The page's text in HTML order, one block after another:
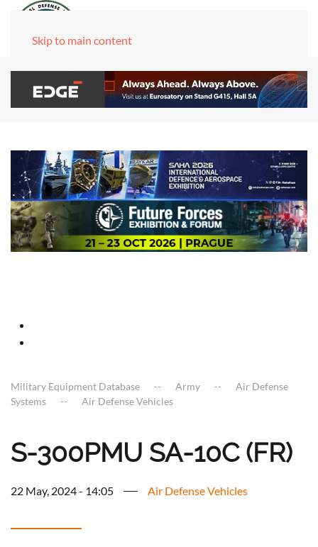
Skip to main content
Military Equipment Database Army
Air Defense
Systems
Air Defense Vehicles
S-300PMU SA-10C (FR)
22 May, 2024 - 14:05 Air Defense Vehicles